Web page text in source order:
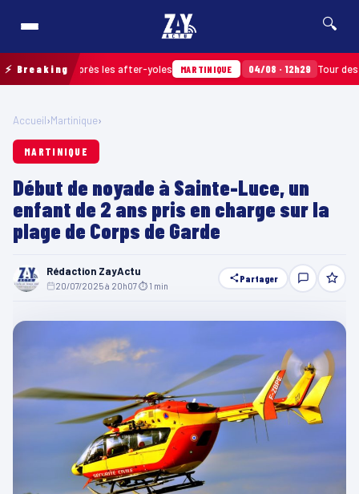
🔍
⚡ Breakingaprès les after-yoles MARTINIQUE 04/08 · 12h29 Tour des
Accueil›Martinique›
MARTINIQUE
Début de noyade à Sainte-Luce, un
enfant de 2 ans pris en charge sur la
plage de Corps de Garde
Rédaction ZayActu
20/07/2025 à 20h07⏱ 1 min
Partager